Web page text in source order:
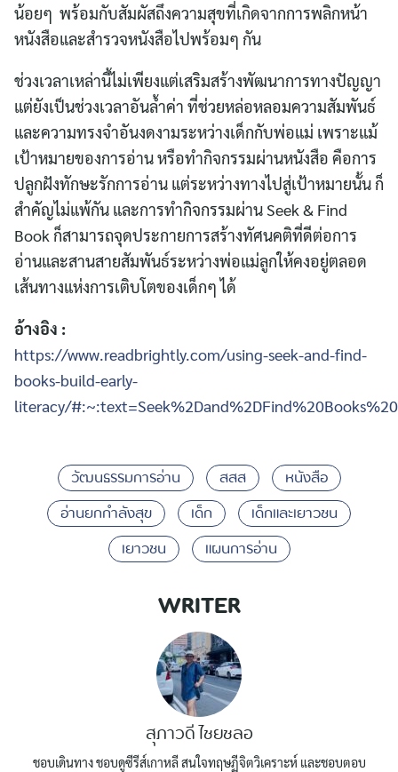
น้อยๆ พร้อมกับสัมผัสถึงความสุขที่เกิดจากการพลิกหน้า
หนังสือและสำรวจหนังสือไปพร้อมๆ กัน
ช่วงเวลาเหล่านี้ไม่เพียงแต่เสริมสร้างพัฒนาการทางปัญญา
แต่ยังเป็นช่วงเวลาอันล้ำค่า ที่ช่วยหล่อหลอมความสัมพันธ์
และความทรงจำอันงดงามระหว่างเด็กกับพ่อแม่ เพราะแม้
เป้าหมายของการอ่าน หรือทำกิจกรรมผ่านหนังสือ คือการ
ปลูกฝังทักษะรักการอ่าน แต่ระหว่างทางไปสู่เป้าหมายนั้น ก็
สำคัญไม่แพ้กัน และการทำกิจกรรมผ่าน Seek & Find
Book ก็สามารถจุดประกายการสร้างทัศนคติที่ดีต่อการ
อ่านและสานสายสัมพันธ์ระหว่างพ่อแม่ลูกให้คงอยู่ตลอด
เส้นทางแห่งการเติบโตของเด็กๆ ได้
อ้างอิง :
https://www.readbrightly.com/using-seek-and-find-
books-build-early-
literacy/
วัฒนธรรมการอ่าน สสส
หนังสือ
อ่านยกกำลังสุข
เด็ก
เด็กและเยาวชน
เยาวชน
แผนการอ่าน
WRITER
สุภาวดี ไชยชลอ
ชอบเดินทาง ชอบดูซีรีส์เกาหลี สนใจทฤษฏีจิตวิเคราะห์ และชอบตอบ